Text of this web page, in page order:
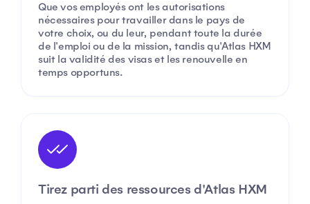
Que vos employés ont les autorisations
nécessaires pour travailler dans le pays de
votre choix, ou du leur, pendant toute la durée
de l'emploi ou de la mission, tandis qu'Atlas HXM
suit la validité des visas et les renouvelle en
temps opportuns.
Tirez parti des ressources d'Atlas HXM